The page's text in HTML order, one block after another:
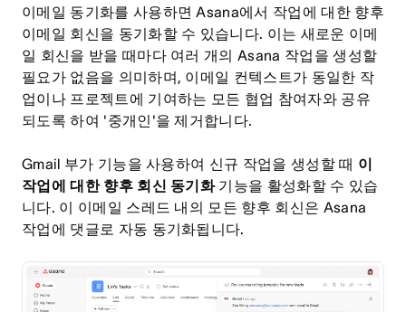
이메일 동기화를 사용하면 Asana에서 작업에 대한 향후
이메일 회신을 동기화할 수 있습니다. 이는 새로운 이메
일 회신을 받을 때마다 여러 개의 Asana 작업을 생성할
필요가 없음을 의미하며, 이메일 컨텍스트가 동일한 작
업이나 프로젝트에 기여하는 모든 협업 참여자와 공유
되도록 하여 '중개인'을 제거합니다.
Gmail 부가 기능을 사용하여 신규 작업을 생성할 때 이
작업에 대한 향후 회신 동기화기능을 활성화할 수 있습
니다. 이 이메일 스레드 내의 모든 향후 회신은 Asana
작업에 댓글로 자동 동기화됩니다.